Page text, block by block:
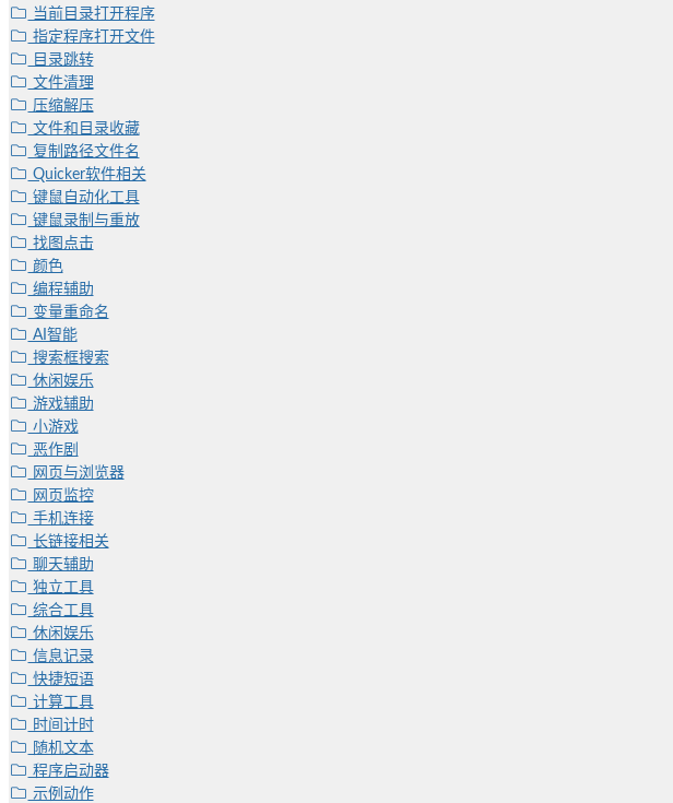
当前目录打开程序
指定程序打开文件
目录跳转
文件清理
压缩解压
文件和目录收藏
复制路径文件名
Quicker软件相关
键鼠自动化工具
键鼠录制与重放
找图点击
颜色
编程辅助
变量重命名
AI智能
搜索框搜索
休闲娱乐
游戏辅助
小游戏
恶作剧
网页与浏览器
网页监控
手机连接
长链接相关
聊天辅助
独立工具
综合工具
休闲娱乐
信息记录
快捷短语
计算工具
时间计时
随机文本
程序启动器
示例动作